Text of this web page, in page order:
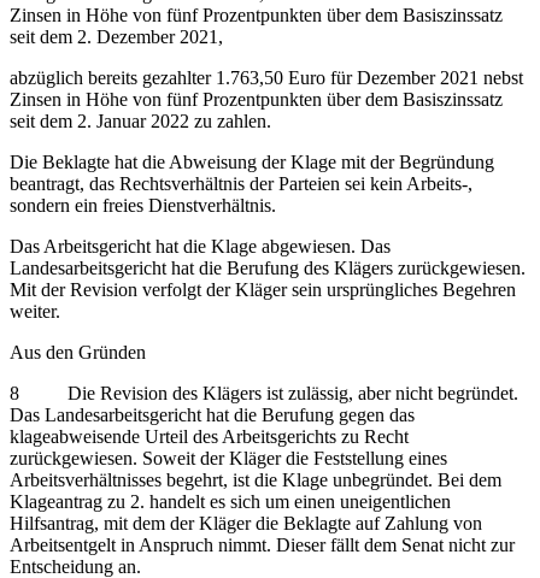
Zinsen in Höhe von fünf Prozentpunkten über dem Basiszinssatz
seit dem 2. Dezember 2021,
abzüglich bereits gezahlter 1.763,50 Euro für Dezember 2021 nebst
Zinsen in Höhe von fünf Prozentpunkten über dem Basiszinssatz
seit dem 2. Januar 2022 zu zahlen.
Die Beklagte hat die Abweisung der Klage mit der Begründung
beantragt, das Rechtsverhältnis der Parteien sei kein Arbeits-,
sondern ein freies Dienstverhältnis.
Das Arbeitsgericht hat die Klage abgewiesen. Das
Landesarbeitsgericht hat die Berufung des Klägers zurückgewiesen.
Mit der Revision verfolgt der Kläger sein ursprüngliches Begehren
weiter.
Aus den Gründen
8 Die Revision des Klägers ist zulässig, aber nicht begründet.
Das Landesarbeitsgericht hat die Berufung gegen das
klageabweisende Urteil des Arbeitsgerichts zu Recht
zurückgewiesen. Soweit der Kläger die Feststellung eines
Arbeitsverhältnisses begehrt, ist die Klage unbegründet. Bei dem
Klageantrag zu 2. handelt es sich um einen uneigentlichen
Hilfsantrag, mit dem der Kläger die Beklagte auf Zahlung von
Arbeitsentgelt in Anspruch nimmt. Dieser fällt dem Senat nicht zur
Entscheidung an.